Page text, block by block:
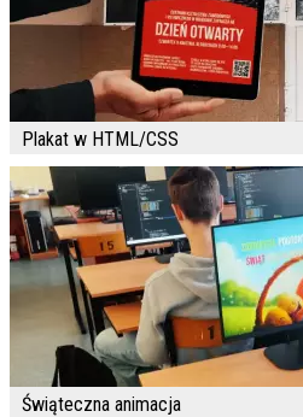
Plakat w HTML/CSS
Świąteczna animacja